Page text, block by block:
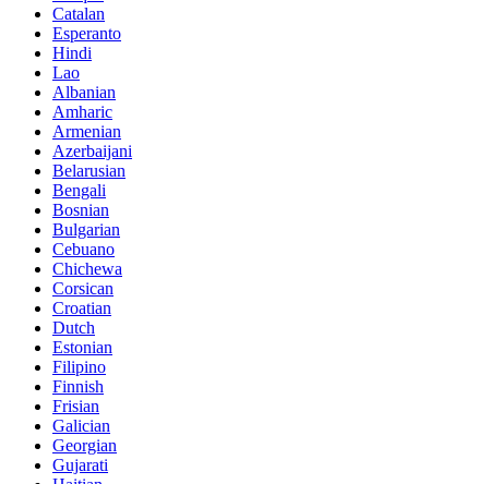
Catalan
Esperanto
Hindi
Lao
Albanian
Amharic
Armenian
Azerbaijani
Belarusian
Bengali
Bosnian
Bulgarian
Cebuano
Chichewa
Corsican
Croatian
Dutch
Estonian
Filipino
Finnish
Frisian
Galician
Georgian
Gujarati